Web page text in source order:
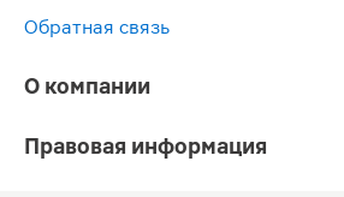
Обратная связь
О компании
Правовая информация